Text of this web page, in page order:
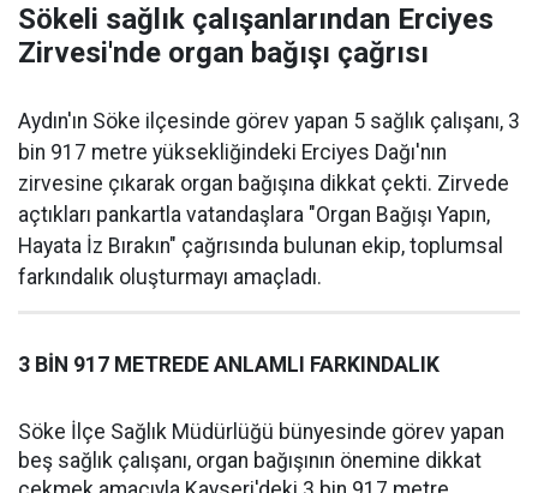
Sökeli sağlık çalışanlarından Erciyes
Zirvesi'nde organ bağışı çağrısı
Aydın'ın Söke ilçesinde görev yapan 5 sağlık çalışanı, 3
bin 917 metre yüksekliğindeki Erciyes Dağı'nın
zirvesine çıkarak organ bağışına dikkat çekti. Zirvede
açtıkları pankartla vatandaşlara "Organ Bağışı Yapın,
Hayata İz Bırakın" çağrısında bulunan ekip, toplumsal
farkındalık oluşturmayı amaçladı.
3 BİN 917 METREDE ANLAMLI FARKINDALIK
Söke İlçe Sağlık Müdürlüğü bünyesinde görev yapan
beş sağlık çalışanı, organ bağışının önemine dikkat